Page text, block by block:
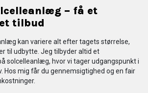
– få et
tilbud
kan variere alt efter tagets størrelse,
til udbytte. Jeg tilbyder altid et
solcelleanlæg, hvor vi tager udgangspunkt i
Hos mig får du gennemsigtighed og en fair